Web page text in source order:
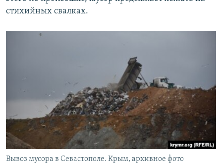
стихийных свалках.
Вывоз мусора в Севастополе. Крым, архивное фото